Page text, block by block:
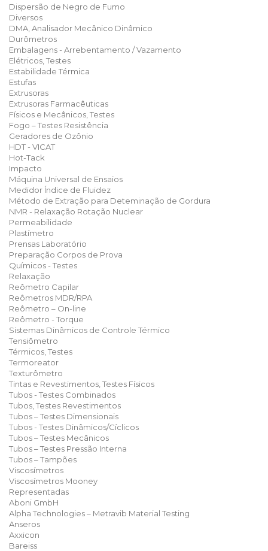
Dispersão de Negro de Fumo
Diversos
DMA, Analisador Mecânico Dinâmico
Durômetros
Embalagens - Arrebentamento / Vazamento
Elétricos, Testes
Estabilidade Térmica
Estufas
Extrusoras
Extrusoras Farmacêuticas
Físicos e Mecânicos, Testes
Fogo – Testes Resistência
Geradores de Ozônio
HDT - VICAT
Hot-Tack
Impacto
Máquina Universal de Ensaios
Medidor Índice de Fluidez
Método de Extração para Deteminação de Gordura
NMR - Relaxação Rotação Nuclear
Permeabilidade
Plastímetro
Prensas Laboratório
Preparação Corpos de Prova
Químicos - Testes
Relaxação
Reômetro Capilar
Reômetros MDR/RPA
Reômetro – On-line
Reômetro - Torque
Sistemas Dinâmicos de Controle Térmico
Tensiômetro
Térmicos, Testes
Termoreator
Texturômetro
Tintas e Revestimentos, Testes Físicos
Tubos - Testes Combinados
Tubos, Testes Revestimentos
Tubos – Testes Dimensionais
Tubos - Testes Dinâmicos/Cíclicos
Tubos – Testes Mecânicos
Tubos – Testes Pressão Interna
Tubos – Tampões
Viscosímetros
Viscosímetros Mooney
Representadas
Aboni GmbH
Alpha Technologies – Metravib Material Testing
Anseros
Axxicon
Bareiss